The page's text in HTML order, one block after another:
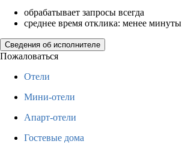
обрабатывает запросы всегда
среднее время отклика: менее минуты
Сведения об исполнителе
Пожаловаться
Отели
Мини-отели
Апарт-отели
Гостевые дома